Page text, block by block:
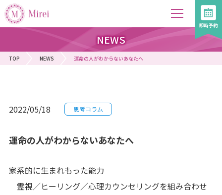
NEWS
TOP NEWS 運命の人がわからないあなたへ
2022/05/18 思考コラム
運命の人がわからないあなたへ
家系的に生まれもった能力
霊視／ヒーリング／心理カウンセリングを組み合わせ